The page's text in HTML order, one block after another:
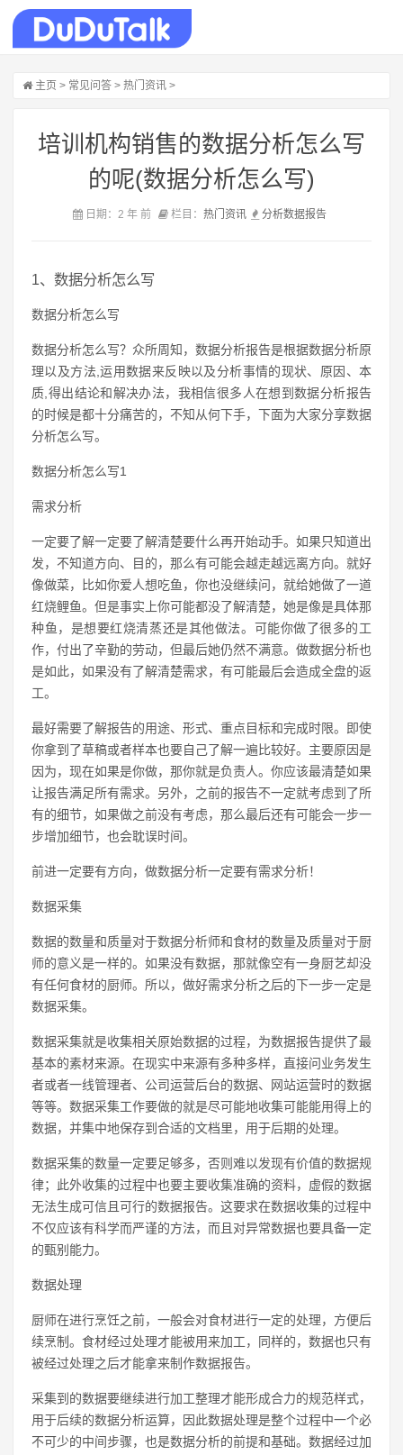
主页 > 常见问答 > 热门资讯 >
培训机构销售的数据分析怎么写
的呢(数据分析怎么写)
日期：2 年 前 栏目： 热门资讯 分析数据报告
1、数据分析怎么写
数据分析怎么写
数据分析怎么写？众所周知，数据分析报告是根据数据分析原
理以及方法,运用数据来反映以及分析事情的现状、原因、本
质,得出结论和解决办法，我相信很多人在想到数据分析报告
的时候是都十分痛苦的，不知从何下手，下面为大家分享数据
分析怎么写。
数据分析怎么写1
需求分析
一定要了解一定要了解清楚要什么再开始动手。如果只知道出
发，不知道方向、目的，那么有可能会越走越远离方向。就好
像做菜，比如你爱人想吃鱼，你也没继续问，就给她做了一道
红烧鲤鱼。但是事实上你可能都没了解清楚，她是像是具体那
种鱼，是想要红烧清蒸还是其他做法。可能你做了很多的工
作，付出了辛勤的劳动，但最后她仍然不满意。做数据分析也
是如此，如果没有了解清楚需求，有可能最后会造成全盘的返
工。
最好需要了解报告的用途、形式、重点目标和完成时限。即使
你拿到了草稿或者样本也要自己了解一遍比较好。主要原因是
因为，现在如果是你做，那你就是负责人。你应该最清楚如果
让报告满足所有需求。另外，之前的报告不一定就考虑到了所
有的细节，如果做之前没有考虑，那么最后还有可能会一步一
步增加细节，也会耽误时间。
前进一定要有方向，做数据分析一定要有需求分析！
数据采集
数据的数量和质量对于数据分析师和食材的数量及质量对于厨
师的意义是一样的。如果没有数据，那就像空有一身厨艺却没
有任何食材的厨师。所以，做好需求分析之后的下一步一定是
数据采集。
数据采集就是收集相关原始数据的过程，为数据报告提供了最
基本的素材来源。在现实中来源有多种多样，直接问业务发生
者或者一线管理者、公司运营后台的数据、网站运营时的数据
等等。数据采集工作要做的就是尽可能地收集可能能用得上的
数据，并集中地保存到合适的文档里，用于后期的处理。
数据采集的数量一定要足够多，否则难以发现有价值的数据规
律；此外收集的过程中也要主要收集准确的资料，虚假的数据
无法生成可信且可行的数据报告。这要求在数据收集的过程中
不仅应该有科学而严谨的方法，而且对异常数据也要具备一定
的甄别能力。
数据处理
厨师在进行烹饪之前，一般会对食材进行一定的处理，方便后
续烹制。食材经过处理才能被用来加工，同样的，数据也只有
被经过处理之后才能拿来制作数据报告。
采集到的数据要继续进行加工整理才能形成合力的规范样式，
用于后续的数据分析运算，因此数据处理是整个过程中一个必
不可少的中间步骤，也是数据分析的前提和基础。数据经过加